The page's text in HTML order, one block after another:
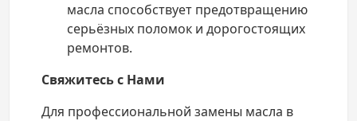
масла способствует предотвращению
серьёзных поломок и дорогостоящих
ремонтов.
Свяжитесь с Нами
Для профессиональной замены масла в